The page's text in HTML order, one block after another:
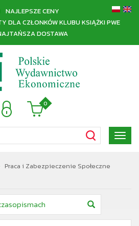
NAJLEPSZE CENY
DLA CZŁONKÓW KLUBU KSIĄŻKI PWE
DOSTAWA
0
Pokaż
menu
Praca i Zabezpieczenie Społeczne